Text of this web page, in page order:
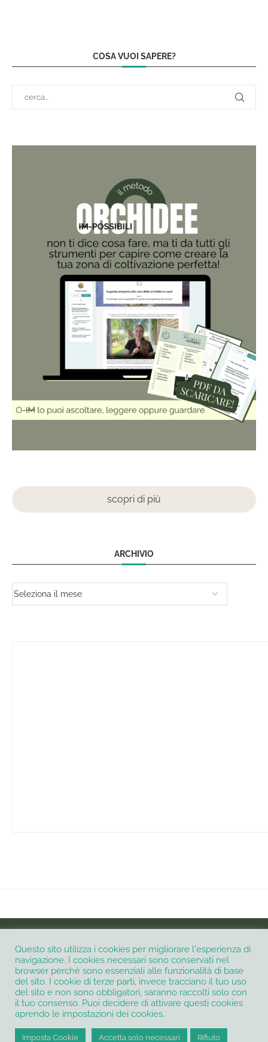
COSA VUOI SAPERE?
scopri di più
ARCHIVIO
Informativa Privacy e Cookie Policy
Contatti
Termini e condizioni
@2021 - All Right Reserved. Creato e sviluppato con
Questo sito utilizza i cookies per migliorare l'esperienza di
navigazione. I cookies necessari sono conservati nel
browser perchè sono essenziali alle funzionalità di base
del sito. I cookie di terze parti, invece tracciano il tuo uso
del sito e non sono obbligatori, saranno raccolti solo con
il tuo consenso. Puoi decidere di attivare questi cookies
aprendo le impostazioni dei cookies.
Imposta Cookie Accetta solo necessari Rifiuto